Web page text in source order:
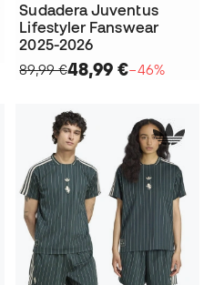
Sudadera Juventus
Lifestyler Fanswear
2025-2026
89,99 €48,99 €−46%